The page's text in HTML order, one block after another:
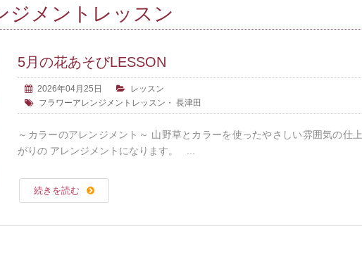
ジメントレッスン
5月の花あそびLESSON
2026年04月25日
レッスン
フラワーアレンジメントレッスン ・長津田
～カラーのアレンジメント～ 山野草とカラーを使ったやさしい雰囲気の仕上
がりの アレンジメントになります。 ...
続きを読む